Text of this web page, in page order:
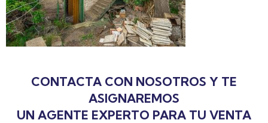
CONTACTA CON NOSOTROS Y TE
ASIGNAREMOS
UN AGENTE EXPERTO PARA TU VENTA